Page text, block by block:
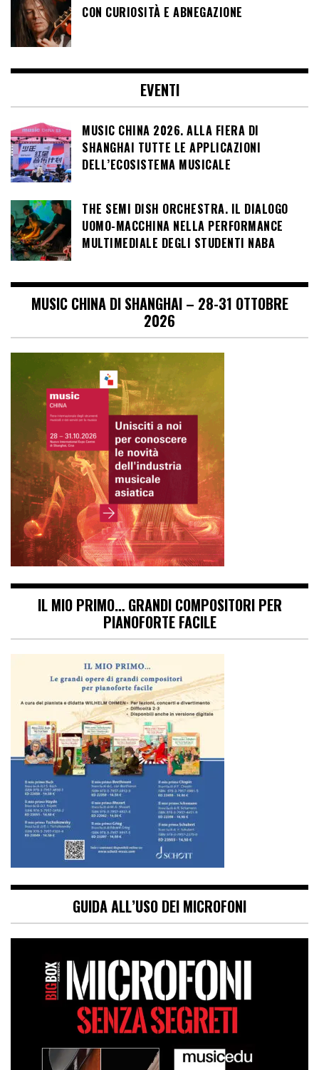
CON CURIOSITÀ E ABNEGAZIONE
EVENTI
MUSIC CHINA 2026. ALLA FIERA DI
SHANGHAI TUTTE LE APPLICAZIONI
DELL’ECOSISTEMA MUSICALE
THE SEMI DISH ORCHESTRA. IL DIALOGO
UOMO-MACCHINA NELLA PERFORMANCE
MULTIMEDIALE DEGLI STUDENTI NABA
MUSIC CHINA DI SHANGHAI – 28-31 OTTOBRE
2026
IL MIO PRIMO… GRANDI COMPOSITORI PER
PIANOFORTE FACILE
GUIDA ALL’USO DEI MICROFONI